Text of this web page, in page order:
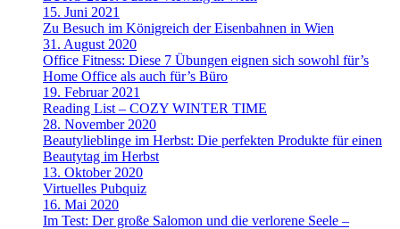
15. Juni 2021
Zu Besuch im Königreich der Eisenbahnen in Wien
31. August 2020
Office Fitness: Diese 7 Übungen eignen sich sowohl für’s
Home Office als auch für’s Büro
19. Februar 2021
Reading List – COZY WINTER TIME
28. November 2020
Beautylieblinge im Herbst: Die perfekten Produkte für einen
Beautytag im Herbst
13. Oktober 2020
Virtuelles Pubquiz
16. Mai 2020
Im Test: Der große Salomon und die verlorene Seele –